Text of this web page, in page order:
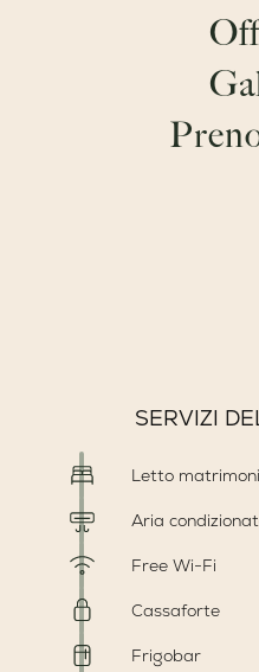
SERVIZI
Letto
Aria
Free Wi-Fi
Cassaforte
Frigobar